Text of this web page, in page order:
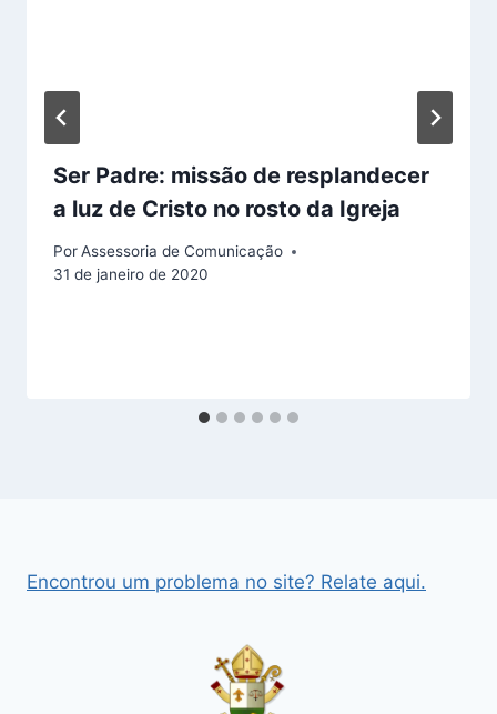
Ser Padre: missão de resplandecer
a luz de Cristo no rosto da Igreja
PorAssessoria de Comunicação
31 de janeiro de 2020
Encontrou um problema no site? Relate aqui.